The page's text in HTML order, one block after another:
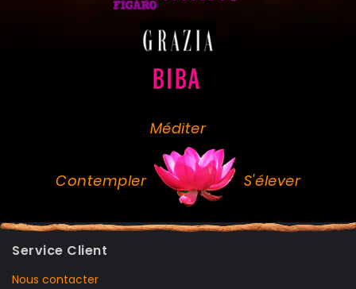
Méditer
Contempler S'élever
Service Client
Nous contacter